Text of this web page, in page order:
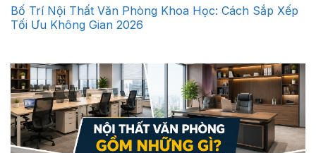
Bố Trí Nội Thất Văn Phòng Khoa Học: Cách Sắp Xếp
Tối Ưu Không Gian 2026